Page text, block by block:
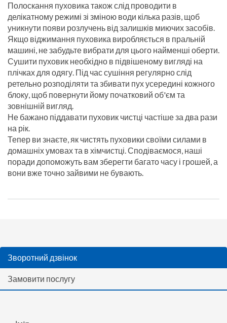
Полоскання пуховика також слід проводити в
делікатному режимі зі зміною води кілька разів, щоб
уникнути появи розлучень від залишків миючих засобів.
Якщо віджимання пуховика виробляється в пральній
машині, не забудьте вибрати для цього найменші оберти.
Сушити пуховик необхідно в підвішеному вигляді на
плічках для одягу. Під час сушіння регулярно слід
ретельно розподіляти та збивати пух усередині кожного
блоку, щоб повернути йому початковий об'єм та
зовнішній вигляд.
Не бажано піддавати пуховик чистці частіше за два рази
на рік.
Тепер ви знаєте, як чистять пуховики своїми силами в
домашніх умовах та в хімчистці. Сподіваємося, наші
поради допоможуть вам зберегти багато часу і грошей, а
вони вже точно зайвими не бувають.
Зворотний дзвінок
Замовити послугу